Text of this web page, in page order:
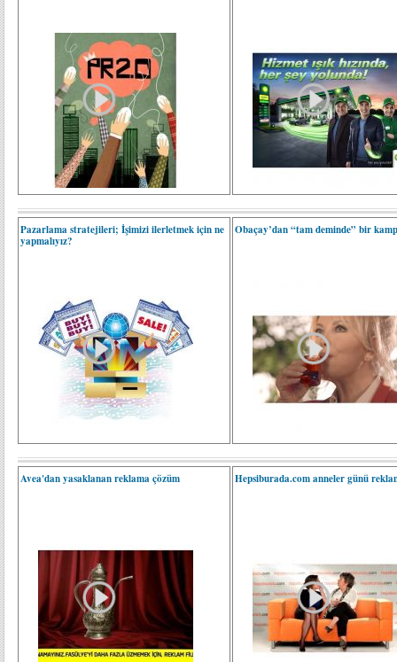
Pazarlama stratejileri; İşimizi ilerletmek için ne
yapmalıyız?
Obaçay’dan “tam deminde” bir
Avea'dan yasaklanan reklama çözüm Hepsiburada.com anneler günü